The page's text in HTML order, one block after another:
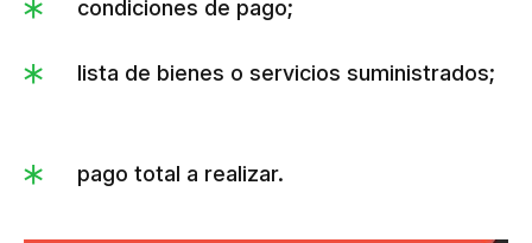
condiciones de pago;
lista de bienes o servicios suministrados;
pago total a realizar.